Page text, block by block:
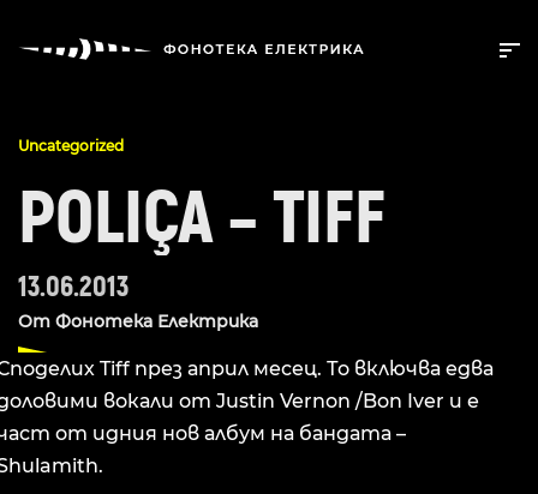
Uncategorized
POLIÇA – TIFF
13.06.2013
От Фонотека Електрика
Tiff през април месец. То включва едва
вокали от Justin Vernon /Bon Iver и е
от идния нов албум на бандата –